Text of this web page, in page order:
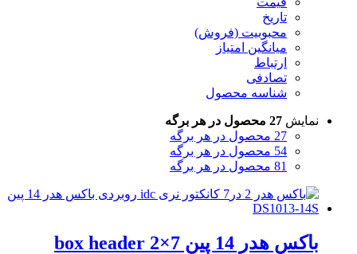
تاریخ
محبوبیت (فروش)
میانگین امتیاز
ارتباط
تصادفی
شناسه محصول
نمایش 27 محصول در هر برگه
27 محصول در هر برگه
54 محصول در هر برگه
81 محصول در هر برگه
باکس هدر 14 پین 7×2 box header